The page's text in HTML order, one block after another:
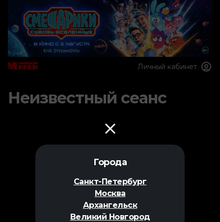
Города
Санкт-Петербург
Москва
Архангельск
Великий Новгород
Личный кабинет
Неизвестный сеанс